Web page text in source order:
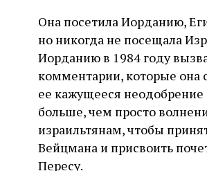
Она посетила Иорданию,
но никогда не посещала
Иорданию в 1984 году
комментарии, которые она
ее кажущееся неодобрение
больше, чем просто
израильтянам, чтобы
Вейцмана и присвоить
Пересу.
погромов Ребе совершал
местам Эрец‑Исраэль. Он
частности, Пещеру праотцев
стену. Он, несомненно,
необычайное напряжение и
отказался приходить к
чтобы не собирать вокруг
количество хасидов и
самым не усиливать
5 августа Проверено
Ицкович